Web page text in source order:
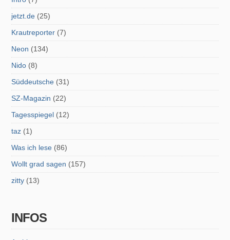
jetzt.de (25)
Krautreporter (7)
Neon (134)
Nido (8)
Süddeutsche (31)
SZ-Magazin (22)
Tagesspiegel (12)
taz (1)
Was ich lese (86)
Wollt grad sagen (157)
zitty (13)
INFOS